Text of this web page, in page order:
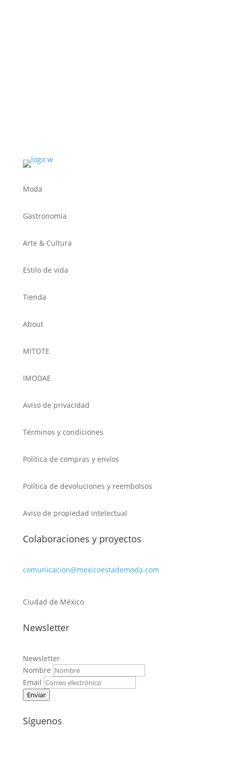
Moda
Gastronomía
Arte & Cultura
Estilo de vida
Tienda
About
MITOTE
IMODAE
Aviso de privacidad
Términos y condiciones
Política de compras y envíos
Política de devoluciones y reembolsos
Aviso de propiedad intelectual
Colaboraciones y proyectos
comunicacion@mexicoestademoda.com
Ciudad de México
Newsletter
Newsletter
Nombre
Email
Enviar
Síguenos